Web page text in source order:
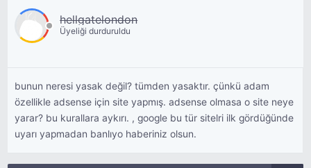
hellgatelondon
Üyeliği durduruldu
bunun neresi yasak değil? tümden yasaktır. çünkü adam
özellikle adsense için site yapmış. adsense olmasa o site neye
yarar? bu kurallara aykırı. , google bu tür sitelri ilk gördüğünde
uyarı yapmadan banlıyo haberiniz olsun.